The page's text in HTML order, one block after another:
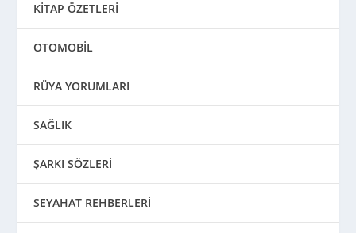
KİTAP ÖZETLERİ
OTOMOBİL
RÜYA YORUMLARI
SAĞLIK
ŞARKI SÖZLERİ
SEYAHAT REHBERLERİ